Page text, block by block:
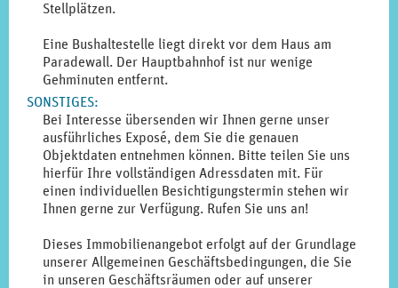
Stellplätzen.
Eine Bushaltestelle liegt direkt vor dem Haus am
Paradewall. Der Hauptbahnhof ist nur wenige
Gehminuten entfernt.
SONSTIGES:
Bei Interesse übersenden wir Ihnen gerne unser
ausführliches Exposé, dem Sie die genauen
Objektdaten entnehmen können. Bitte teilen Sie uns
hierfür Ihre vollständigen Adressdaten mit. Für
einen individuellen Besichtigungstermin stehen wir
Ihnen gerne zur Verfügung. Rufen Sie uns an!
Dieses Immobilienangebot erfolgt auf der Grundlage
unserer Allgemeinen Geschäftsbedingungen, die Sie
in unseren Geschäftsräumen oder auf unserer